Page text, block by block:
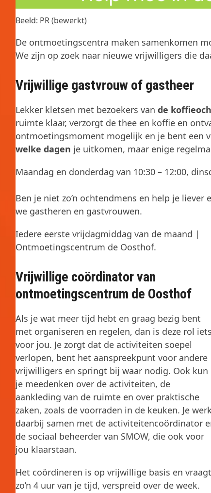
Beeld: PR (bewerkt)
De ontmoetingscentra maken samenkomen
We zijn op zoek naar nieuwe vrijwilligers die
Vrijwillige gastvrouw of gastheer
Lekker kletsen met bezoekers van de
ruimte klaar, verzorgt de thee en koffie en
ontmoetingsmoment mogelijk en je bent een
welke dagen je uitkomen, maar enige
Maandag en donderdag van 10:30 – 12:00,
Ben je niet zo’n ochtendmens en help je liever
we gastheren en gastvrouwen.
Iedere eerste vrijdagmiddag van de maand |
Ontmoetingscentrum de Oosthof.
Vrijwillige coördinator van
ontmoetingscentrum de Oosthof
Als je wat meer tijd hebt en graag bezig bent
met organiseren en regelen, dan is deze rol iets
voor jou. Je zorgt dat de activiteiten soepel
verlopen, bent het aanspreekpunt voor andere
vrijwilligers en springt bij waar nodig. Ook kun
je meedenken over de activiteiten, de
aankleding van de ruimte en over praktische
zaken, zoals de voorraden in de keuken. Je
daarbij samen met de activiteitencoördinator
de sociaal beheerder van SMOW, die ook voor
jou klaarstaan.
Het coördineren is op vrijwillige basis en vraagt
zo’n 4 uur van je tijd, verspreid over de week.